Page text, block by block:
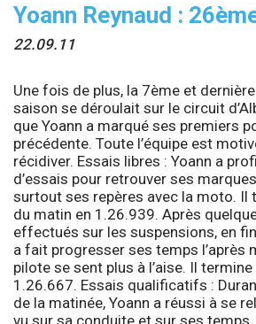
Yoann Reynaud :
22.09.11
Une fois de plus, la 7ème et
saison se déroulait sur le circuit
que Yoann a marqué ses premiers
précédente. Toute l’équipe est
récidiver. Essais libres : Yoann a
d’essais pour retrouver ses
surtout ses repères avec la moto. Il
du matin en 1.26.939. Après
effectués sur les suspensions, en
a fait progresser ses temps l’après
pilote se sent plus à l’aise. Il
1.26.667. Essais qualificatifs :
de la matinée, Yoann a réussi à se
vu sur sa conduite et sur ses